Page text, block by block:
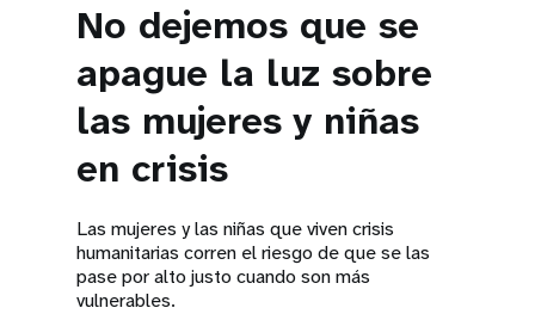
No dejemos que se
apague la luz sobre
las mujeres y niñas
en crisis
Las mujeres y las niñas que viven crisis
humanitarias corren el riesgo de que se las
pase por alto justo cuando son más
vulnerables.